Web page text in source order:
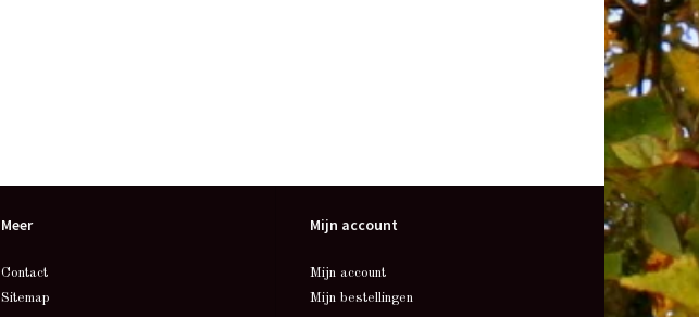
Meer
Contact
Sitemap
Mijn account
Mijn account
Mijn bestellingen